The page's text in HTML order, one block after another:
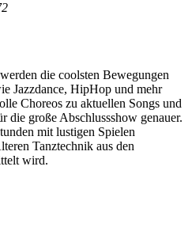
die coolsten Bewegungen
Jazzdance, HipHop und mehr
Choreos zu aktuellen Songs und
die große Abschlussshow genauer.
mit lustigen Spielen
Tanztechnik aus den
wird.